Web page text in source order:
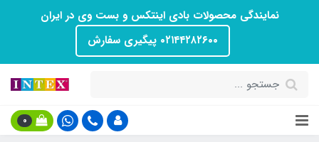
نمایندگی محصولات بادی اینتکس و بست وی در ایران
۰۲۱۴۴۲۸۲۶۰۰ پیگیری سفارش
0